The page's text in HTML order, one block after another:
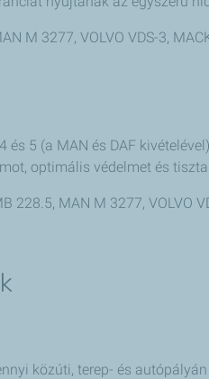
M 3277, VOLVO VDS-3,
és 5 (a MAN és DAF
optimális védelmet és
228.5, MAN M 3277, VOLVO
közúti, terep- és